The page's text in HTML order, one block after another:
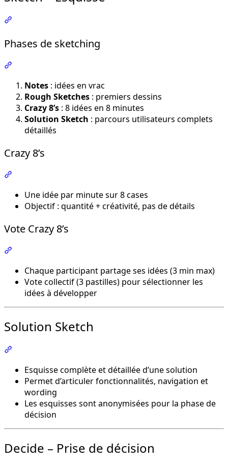
Phases de sketching
Notes : idées en vrac
Rough Sketches : premiers dessins
Crazy 8’s : 8 idées en 8 minutes
Solution Sketch : parcours utilisateurs complets
détaillés
Crazy 8’s
Une idée par minute sur 8 cases
Objectif : quantité + créativité, pas de détails
Vote Crazy 8’s
Chaque participant partage ses idées (3 min max)
Vote collectif (3 pastilles) pour sélectionner les
idées à développer
Solution Sketch
Esquisse complète et détaillée d’une solution
Permet d’articuler fonctionnalités, navigation et
wording
Les esquisses sont anonymisées pour la phase de
décision
Decide – Prise de décision